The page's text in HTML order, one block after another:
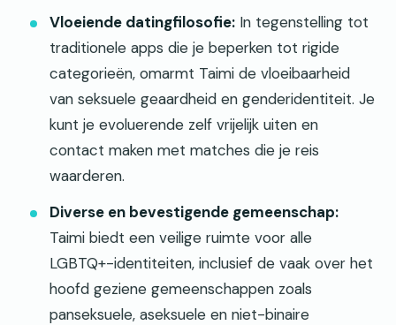
Vloeiende datingfilosofie: In tegenstelling tot
traditionele apps die je beperken tot rigide
categorieën, omarmt Taimi de vloeibaarheid
van seksuele geaardheid en genderidentiteit. Je
kunt je evoluerende zelf vrijelijk uiten en
contact maken met matches die je reis
waarderen.
Diverse en bevestigende gemeenschap:
Taimi biedt een veilige ruimte voor alle
LGBTQ+-identiteiten, inclusief de vaak over het
hoofd geziene gemeenschappen zoals
panseksuele, aseksuele en niet-binaire